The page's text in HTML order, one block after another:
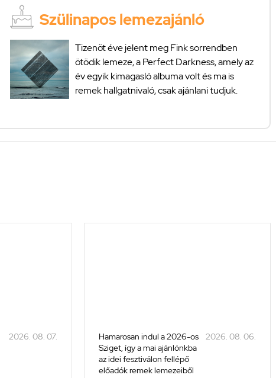
Szülinapos lemezajánló
Tizenöt éve jelent meg Fink sorrendben
ötödik lemeze, a Perfect Darkness, amely az
év egyik kimagasló albuma volt és ma is
remek hallgatnivaló, csak ajánlani tudjuk.
2026. 08. 07.
Hamarosan indul a 2026-os
Sziget, így a mai ajánlónkba
az idei fesztiválon fellépő
előadók remek lemezeiből
2026. 08. 06.